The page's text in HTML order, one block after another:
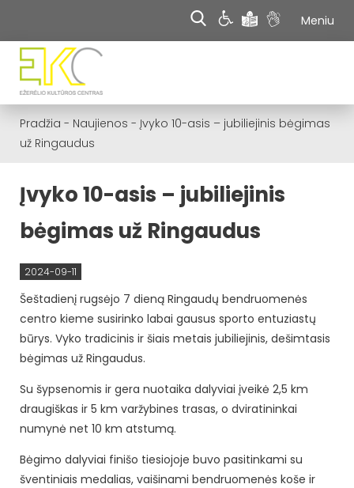
Meniu
Pradžia - Naujienos - Įvyko 10-asis – jubiliejinis bėgimas
už Ringaudus
Įvyko 10-asis – jubiliejinis
bėgimas už Ringaudus
2024-09-11
Šeštadienį rugsėjo 7 dieną Ringaudų bendruomenės
centro kieme susirinko labai gausus sporto entuziastų
būrys. Vyko tradicinis ir šiais metais jubiliejinis, dešimtasis
bėgimas už Ringaudus.
Su šypsenomis ir gera nuotaika dalyviai įveikė 2,5 km
draugiškas ir 5 km varžybines trasas, o dviratininkai
numynė net 10 km atstumą.
Bėgimo dalyviai finišo tiesiojoje buvo pasitinkami su
šventiniais medalias, vaišinami bendruomenės koše ir